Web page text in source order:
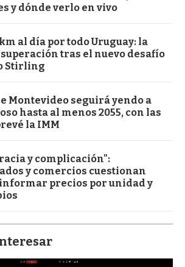
y dónde verlo en vivo
al día por todo Uruguay: la
tras el nuevo desafío
Stirling
Montevideo seguirá yendo a
hasta al menos 2055, con las
la IMM
y complicación":
y comercios cuestionan
precios por unidad y